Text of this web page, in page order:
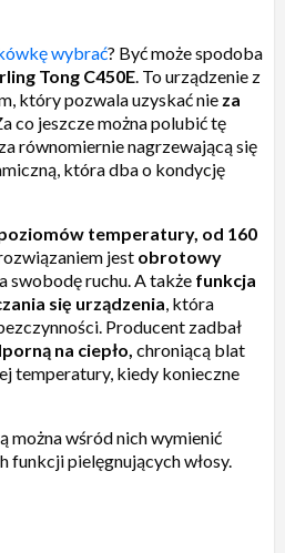
wybrać? Być może spodoba
Tong C450E. To urządzenie z
który pozwala uzyskać nie za
co jeszcze można polubić tę
równomiernie nagrzewającą się
która dba o kondycję
temperatury, od 160
jest obrotowy
swobodę ruchu. A także funkcja
się urządzenia, która
Producent zadbał
na ciepło, chroniącą blat
temperatury, kiedy konieczne
można wśród nich wymienić
funkcji pielęgnujących włosy.